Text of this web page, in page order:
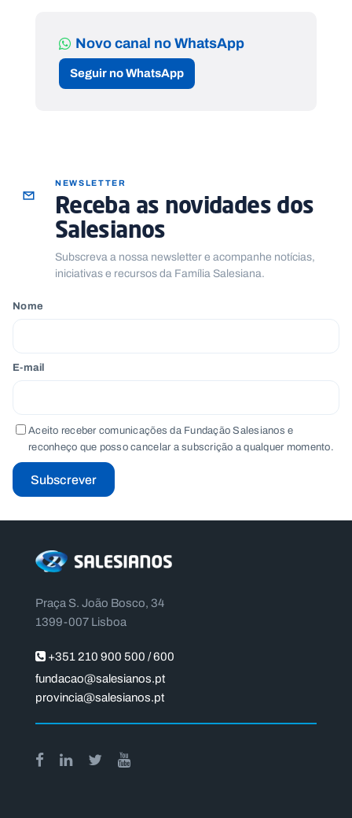
Novo canal no WhatsApp
Seguir no WhatsApp
NEWSLETTER
Receba as novidades dos
Salesianos
Subscreva a nossa newsletter e acompanhe notícias,
iniciativas e recursos da Família Salesiana.
Nome
E-mail
Aceito receber comunicações da Fundação Salesianos e
reconheço que posso cancelar a subscrição a qualquer momento.
Subscrever
Praça S. João Bosco, 34
1399-007 Lisboa
+351 210 900 500 / 600
fundacao@salesianos.pt
provincia@salesianos.pt